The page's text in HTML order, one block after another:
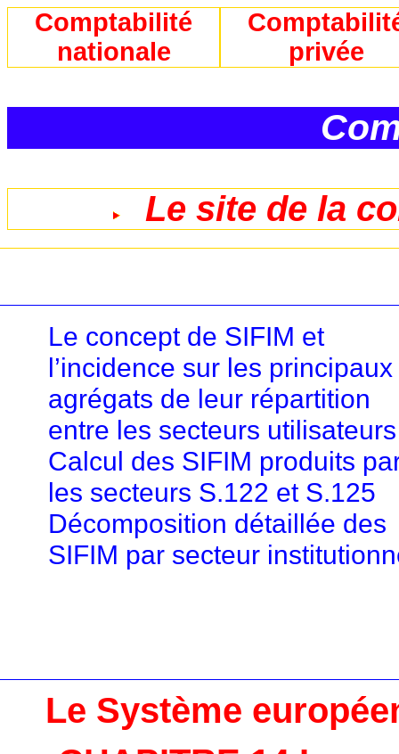
Comptabilité
nationale
privée
Le site de la
Le concept de SIFIM et
l’incidence sur les principaux
agrégats de leur répartition
entre les secteurs utilisateurs
Calcul des SIFIM produits
les secteurs S.122 et S.125
Décomposition détaillée des
SIFIM par secteur
Le Système